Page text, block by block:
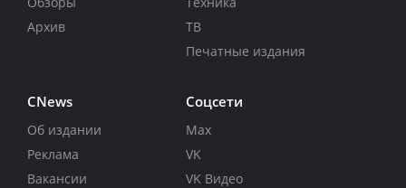
Архив
ТВ
Печатные издания
CNews
Об издании
Реклама
Вакансии
Соцсети
Max
VK
VK Видео